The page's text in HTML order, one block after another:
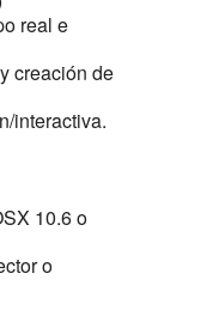
real e
creación de
interactiva.
10.6 o
o